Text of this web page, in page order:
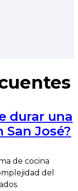
durar una
José?
de cocina
del